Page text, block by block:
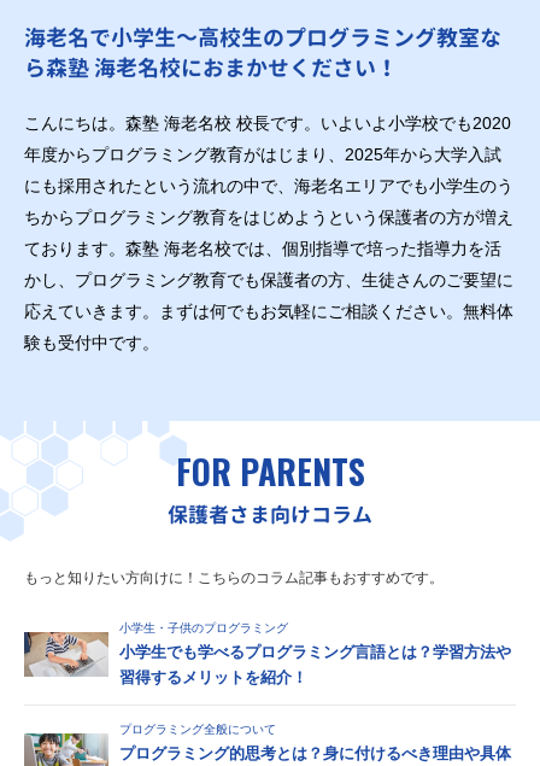
海老名で小学生～高校生のプログラミング教室な
ら森塾 海老名校におまかせください！
こんにちは。森塾 海老名校 校長です。いよいよ小学校でも2020
年度からプログラミング教育がはじまり、2025年から大学入試
にも採用されたという流れの中で、海老名エリアでも小学生のう
ちからプログラミング教育をはじめようという保護者の方が増え
ております。森塾 海老名校では、個別指導で培った指導力を活
かし、プログラミング教育でも保護者の方、生徒さんのご要望に
応えていきます。まずは何でもお気軽にご相談ください。無料体
験も受付中です。
FOR PARENTS
保護者さま向けコラム
もっと知りたい方向けに！こちらのコラム記事もおすすめです。
小学生・子供のプログラミング
小学生でも学べるプログラミング言語とは？学習方法や
習得するメリットを紹介！
プログラミング全般について
プログラミング的思考とは？身に付けるべき理由や具体